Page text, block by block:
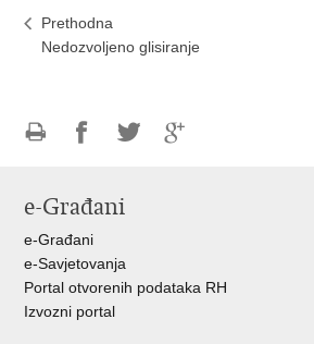
Prethodna
Nedozvoljeno glisiranje
FacebookuTwitteru
e-Građani
e-Građani
e-Savjetovanja
Portal otvorenih podataka RH
Izvozni portal